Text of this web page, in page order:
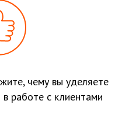
чему вы уделяете
работе с клиентами